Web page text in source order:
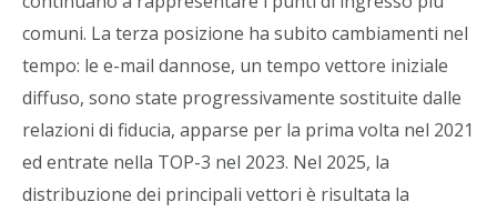
comuni. La terza posizione ha subito cambiamenti nel
tempo: le e-mail dannose, un tempo vettore iniziale
diffuso, sono state progressivamente sostituite dalle
relazioni di fiducia, apparse per la prima volta nel 2021
ed entrate nella TOP-3 nel 2023. Nel 2025, la
distribuzione dei principali vettori è risultata la